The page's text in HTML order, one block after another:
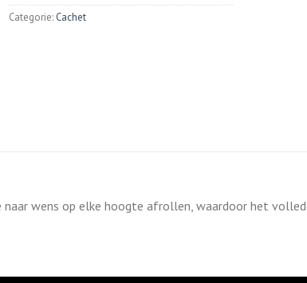
Categorie: Cachet
naar wens op elke hoogte afrollen, waardoor het